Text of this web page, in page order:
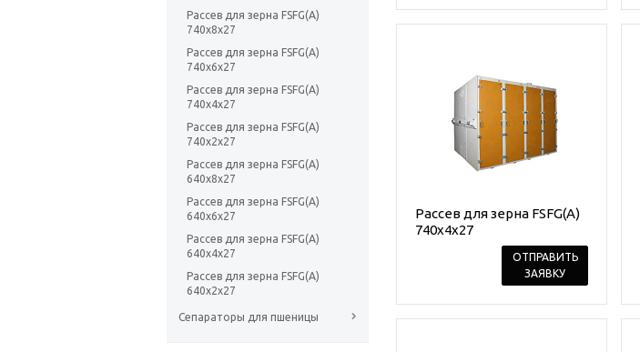
Рассев для зерна FSFG(A)
740x8x27
Рассев для зерна FSFG(A)
740x6x27
Рассев для зерна FSFG(A)
740x4x27
Рассев для зерна FSFG(A)
740x2x27
Рассев для зерна FSFG(A)
640x8x27
Рассев для зерна FSFG(A)
640x6x27
Рассев для зерна FSFG(A)
640x4x27
Рассев для зерна FSFG(A)
640x2x27
Сепараторы для пшеницы
Рассев для зерна FSFG(A)
740x4x27
ОТПРАВИТЬ
ЗАЯВКУ